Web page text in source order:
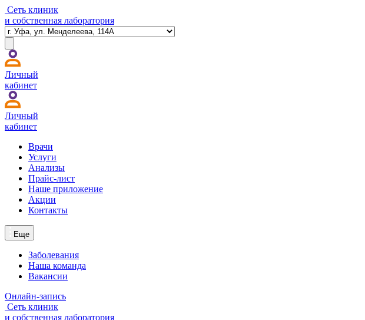
Сеть клиник
и собственная лаборатория
Личный
кабинет
Личный
кабинет
Врачи
Услуги
Анализы
Прайс-лист
Наше приложение
Акции
Контакты
Еще
Заболевания
Наша команда
Вакансии
Онлайн-запись
Сеть клиник
и собственная лаборатория